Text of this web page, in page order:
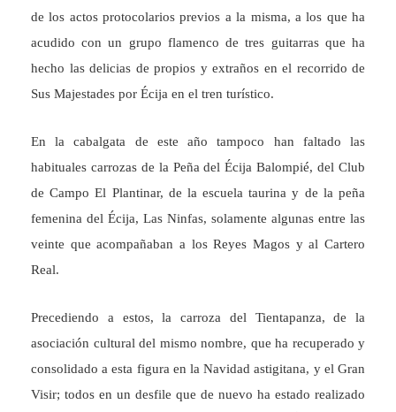
de los actos protocolarios previos a la misma, a los que ha
acudido con un grupo flamenco de tres guitarras que ha
hecho las delicias de propios y extraños en el recorrido de
Sus Majestades por Écija en el tren turístico.
En la cabalgata de este año tampoco han faltado las
habituales carrozas de la Peña del Écija Balompié, del Club
de Campo El Plantinar, de la escuela taurina y de la peña
femenina del Écija, Las Ninfas, solamente algunas entre las
veinte que acompañaban a los Reyes Magos y al Cartero
Real.
Precediendo a estos, la carroza del Tientapanza, de la
asociación cultural del mismo nombre, que ha recuperado y
consolidado a esta figura en la Navidad astigitana, y el Gran
Visir; todos en un desfile que de nuevo ha estado realizado